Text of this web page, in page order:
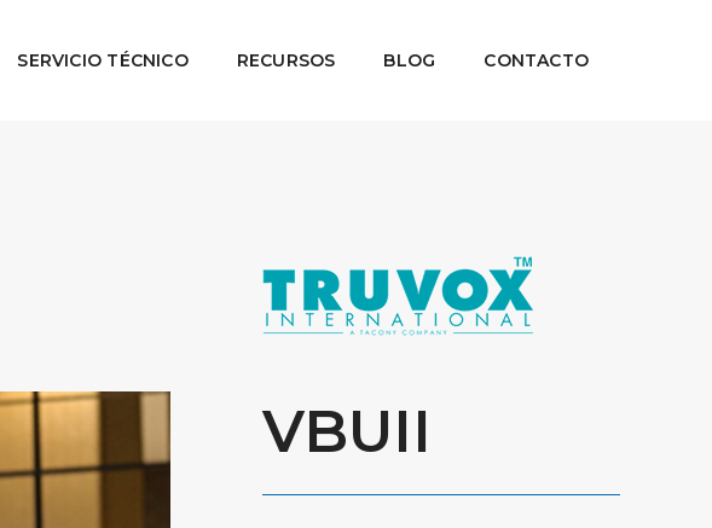
SERVICIO TÉCNICO RECURSOS BLOG CONTACTO
VBUII